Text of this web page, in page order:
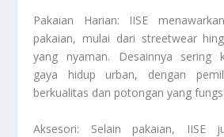
Pakaian Harian: IISE
pakaian, mulai dari streetwear
yang nyaman. Desainnya sering
gaya hidup urban, dengan
berkualitas dan potongan yang
Aksesori: Selain pakaian, IISE